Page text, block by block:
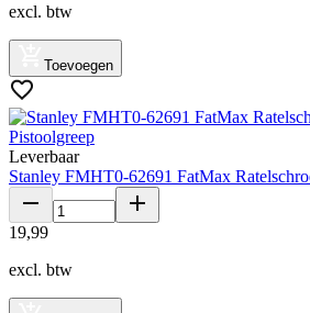
excl. btw
Toevoegen
Leverbaar
Stanley FMHT0-62691 FatMax
19,99
excl. btw